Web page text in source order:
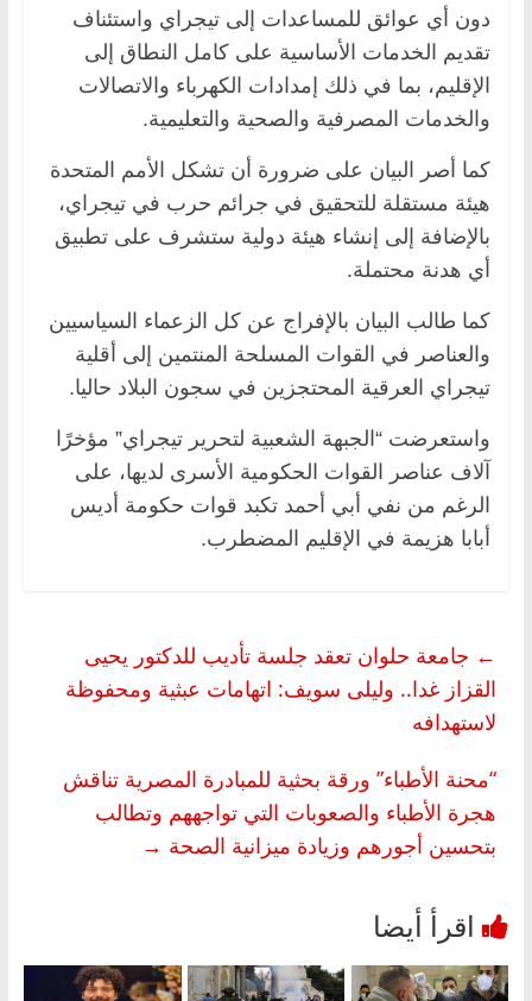
دون أي عوائق للمساعدات إلى تيجراي واستئناف
تقديم الخدمات الأساسية على كامل النطاق إلى
الإقليم، بما في ذلك إمدادات الكهرباء والاتصالات
والخدمات المصرفية والصحية والتعليمية.
كما أصر البيان على ضرورة أن تشكل الأمم المتحدة
هيئة مستقلة للتحقيق في جرائم حرب في تيجراي،
بالإضافة إلى إنشاء هيئة دولية ستشرف على تطبيق
أي هدنة محتملة.
كما طالب البيان بالإفراج عن كل الزعماء السياسيين
والعناصر في القوات المسلحة المنتمين إلى أقلية
تيجراي العرقية المحتجزين في سجون البلاد حاليا.
واستعرضت “الجبهة الشعبية لتحرير تيجراي” مؤخرًا
آلاف عناصر القوات الحكومية الأسرى لديها، على
الرغم من نفي أبي أحمد تكبد قوات حكومة أديس
أبابا هزيمة في الإقليم المضطرب.
← جامعة حلوان تعقد جلسة تأديب للدكتور يحيى
القزاز غدا.. وليلى سويف: اتهامات عبثية ومحفوظة
لاستهدافه
“محنة الأطباء” ورقة بحثية للمبادرة المصرية تناقش
هجرة الأطباء والصعوبات التي تواجههم وتطالب
بتحسين أجورهم وزيادة ميزانية الصحة →